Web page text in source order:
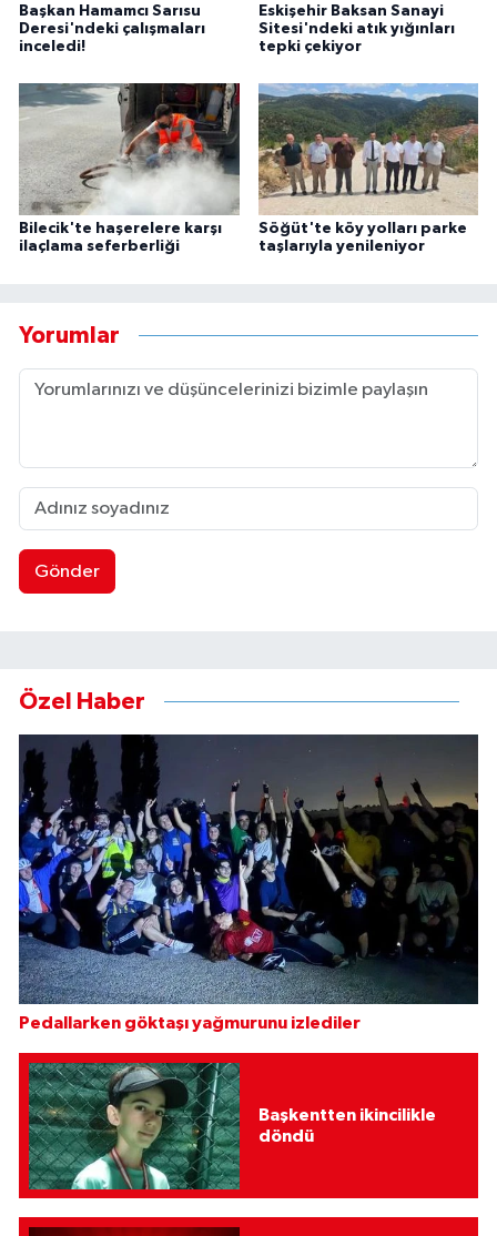
Başkan Hamamcı Sarısu
Deresi'ndeki çalışmaları
inceledi!
Eskişehir Baksan Sanayi
Sitesi'ndeki atık yığınları
tepki çekiyor
Bilecik'te haşerelere karşı
ilaçlama seferberliği
Söğüt'te köy yolları parke
taşlarıyla yenileniyor
Yorumlar
Gönder
Özel Haber
Pedallarken göktaşı yağmurunu izlediler
Başkentten ikincilikle
döndü